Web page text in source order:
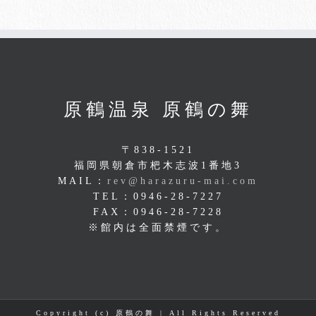
原鶴温泉 原鶴の舞
〒838-1521
福岡県朝倉市杷木志波1番地3
MAIL： rev@harazuru-mai.com
TEL：0946-28-7227
FAX：0946-28-7228
※館内は全面禁煙です。
Copyright (c) 原鶴の舞 | All Rights Reserved